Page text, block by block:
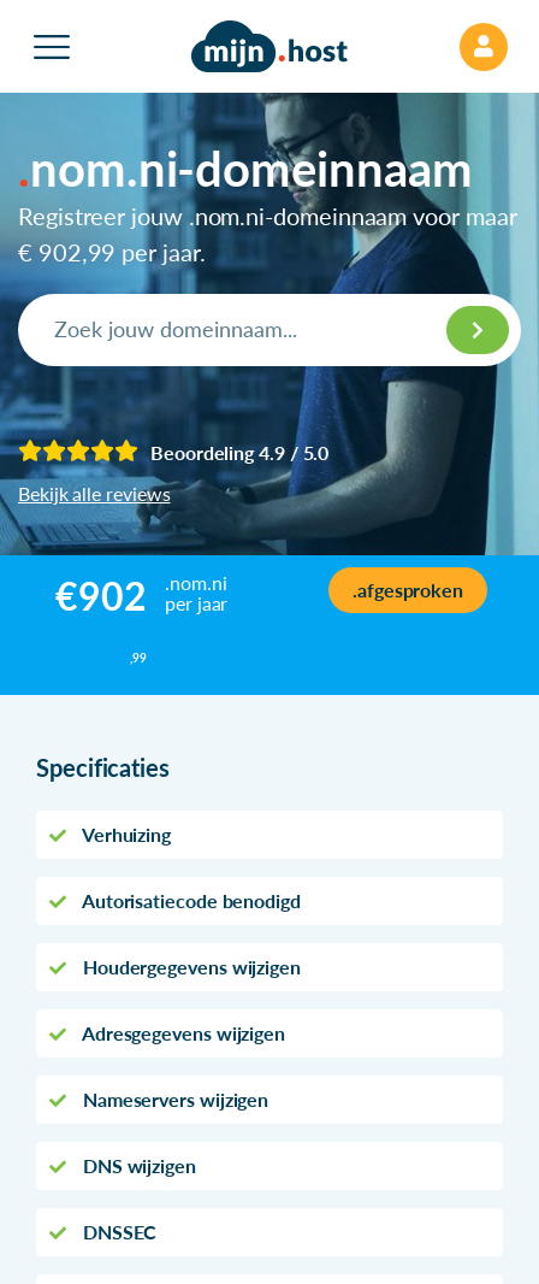
nom.ni-domeinnaam
Registreer jouw .nom.ni-domeinnaam voor maar
€ 902,99 per jaar.
Beoordeling 4.9 / 5.0
Bekijk alle reviews
€902
,99
.nom.ni
per jaar
.afgesproken
Specificaties
Verhuizing
Autorisatiecode benodigd
Houdergegevens wijzigen
Adresgegevens wijzigen
Nameservers wijzigen
DNS wijzigen
DNSSEC